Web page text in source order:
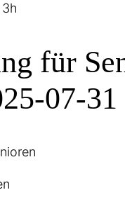
3h
für
07-31